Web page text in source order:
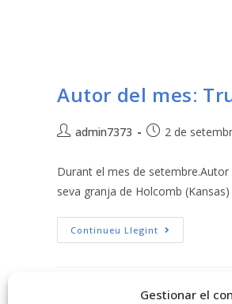
Gestionar el
Autor del mes:
admin7373 2 de
Durant el mes de setembre.Autor
seva granja de Holcomb
Continueu Llegint